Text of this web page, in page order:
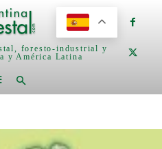
foresto-industrial y
y América Latina